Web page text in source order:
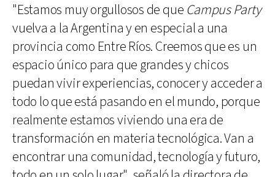
"Estamos muy orgullosos de que Campus Party
vuelva a la Argentina y en especial a una
provincia como Entre Ríos. Creemos que es un
espacio único para que grandes y chicos
puedan vivir experiencias, conocer y acceder a
todo lo que está pasando en el mundo, porque
realmente estamos viviendo una era de
transformación en materia tecnológica. Van a
encontrar una comunidad, tecnología y futuro,